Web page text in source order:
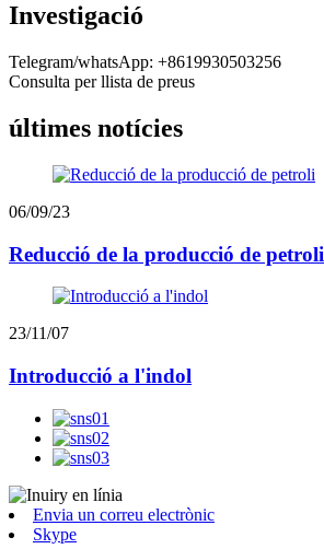
Investigació
Telegram/whatsApp: +8619930503256
Consulta per llista de preus
últimes notícies
06/09/23
Reducció de la producció de petroli
23/11/07
Introducció a l'indol
Envia un correu electrònic
Skype